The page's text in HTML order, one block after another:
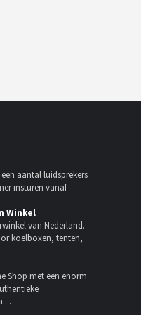
aantal luidsprekers
insturen vanaf
Winkel
van Nederland.
koelboxen, tenten,
Shop met een enorm